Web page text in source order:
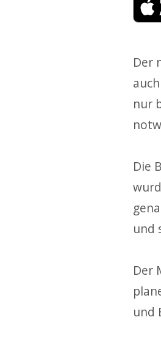
Der
nur
Die
und
Der
und